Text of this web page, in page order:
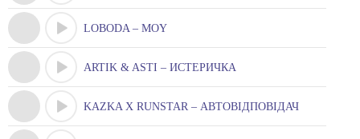
LOBODA – MOY
ARTIK & ASTI – ИСТЕРИЧКА
KAZKA X RUNSTAR – АВТОВІДПОВІДАЧ